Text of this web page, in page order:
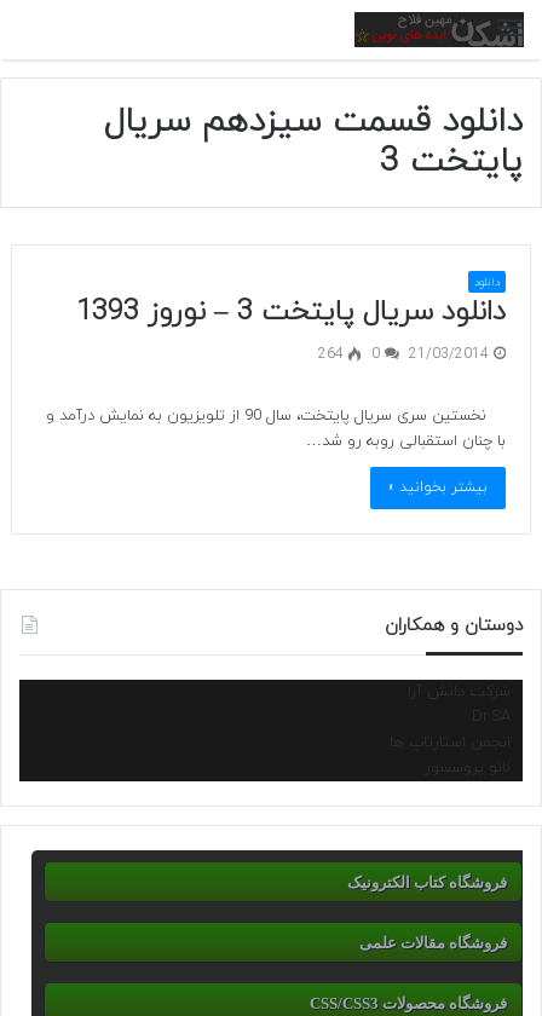
منو
دانلود قسمت سیزدهم سریال
پایتخت 3
دانلود
دانلود سریال پایتخت 3 – نوروز 1393
21/03/2014
0
264
نخستین سری سریال پایتخت، سال 90 از تلویزیون به نمایش درآمد و
با چنان استقبالی روبه رو شد…
بیشتر بخوانید »
دوستان و همکاران
شرکت دانش آرا
انجمن استارتاپ ها
نانو پروسسور
فروشگاه کتاب الکترونیک
فروشگاه مقالات علمی
فروشگاه محصولات CSS/CSS3